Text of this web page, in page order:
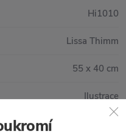
Hi1010
Lissa Thimm
55 x 40 cm
Ilustrace